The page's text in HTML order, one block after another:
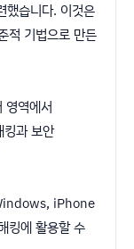
습니다. 이것은
적 기법으로 만든
영역에서
킹과 보안
iPhone
킹에 활용할 수